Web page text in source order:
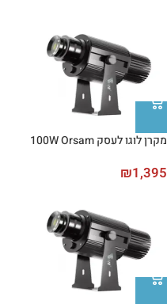
מקרן לוגו לעסק 100W Orsam
₪1,395